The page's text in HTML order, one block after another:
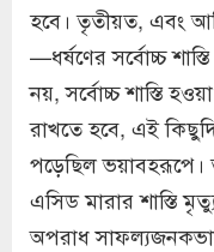
হবে। তৃতীয়ত, এবং
—ধর্ষণের সর্বোচ্চ
নয়, সর্বোচ্চ শাস্তি
রাখতে হবে, এই
পড়েছিল ভয়াবহরূপে।
এসিড মারার শাস্তি
অপরাধ